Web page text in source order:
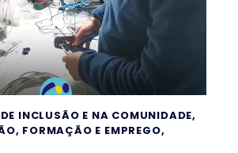
INCLUSÃO E NA COMUNIDADE,
FORMAÇÃO E EMPREGO,